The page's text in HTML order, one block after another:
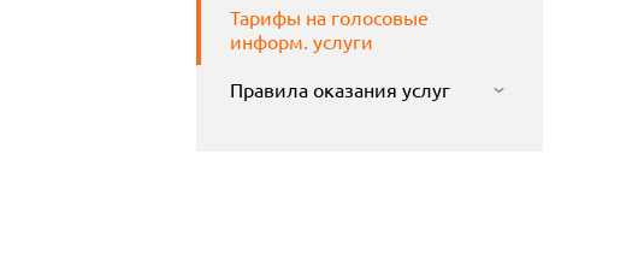
Тарифы на голосовые
информ. услуги
Правила оказания услуг